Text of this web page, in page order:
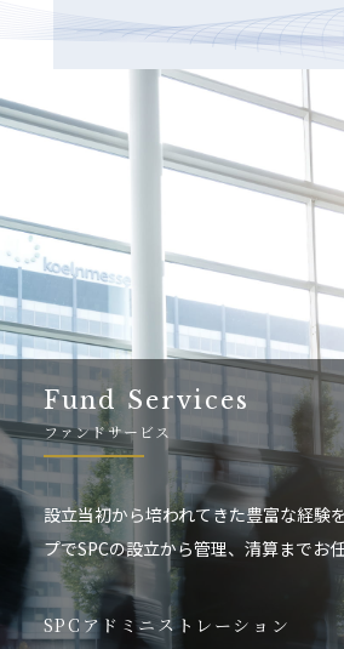
Fund Services
ファンドサービス
設立当初から培われてきた豊富な経験
プでSPCの設立から管理、清算までお
SPCアドミニストレーション